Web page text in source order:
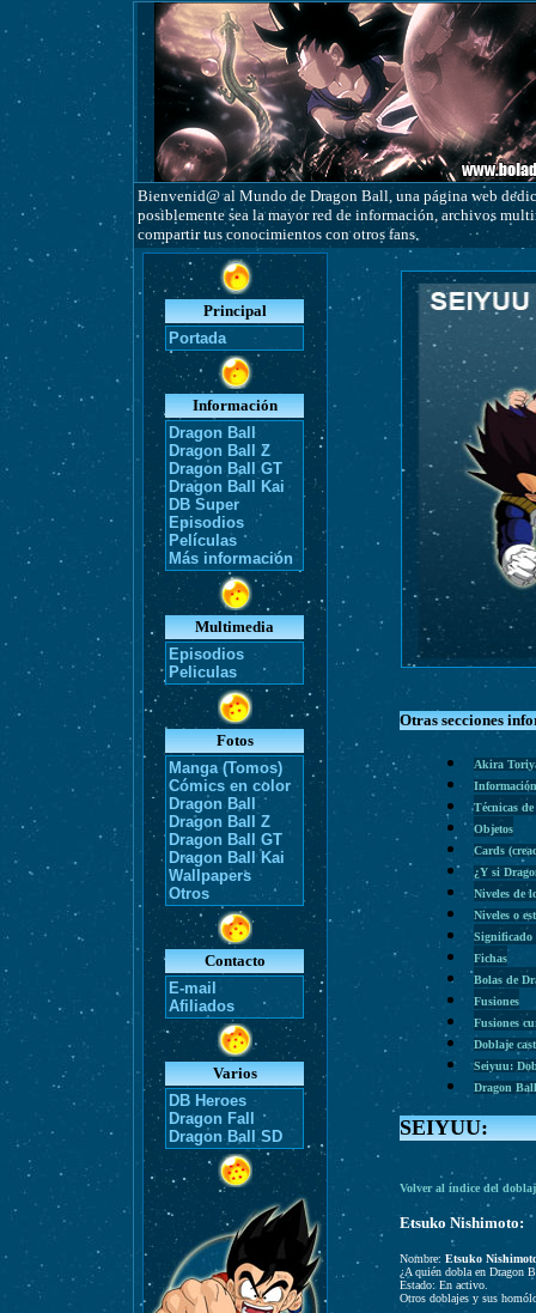
Bienvenid@ al Mundo de Dragon Ball, una página web
posiblemente sea la mayor red de información, archivos
compartir tus conocimientos con otros fans.
Principal
Portada
Información
Dragon Ball
Dragon Ball Z
Dragon Ball GT
Dragon Ball Kai
DB Super
Episodios
Películas
Más información
Multimedia
Episodios
Peliculas
Fotos
Manga (Tomos)
Cómics en color
Dragon Ball
Dragon Ball Z
Dragon Ball GT
Dragon Ball Kai
Wallpapers
Otros
Contacto
E-mail
Afiliados
Varios
DB Heroes
Dragon Fall
Dragon Ball SD
Otras secciones
Akira
Técnicas de
Objetos
Cards
¿Y si
Niveles de
Niveles o
Significado
Fichas
Bolas de
Fusiones
Fusiones
Doblaje
Seiyuu:
Dragon
SEIYUU:
Volver al índice del
Etsuko Nishimoto:
Nombre: Etsuko
¿A quién dobla en Dragon
Estado: En activo.
Otros doblajes y sus